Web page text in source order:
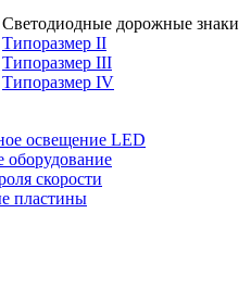
Светодиодные дорожные знаки
Типоразмер II
Типоразмер III
Типоразмер IV
освещение LED
оборудование
скорости
пластины